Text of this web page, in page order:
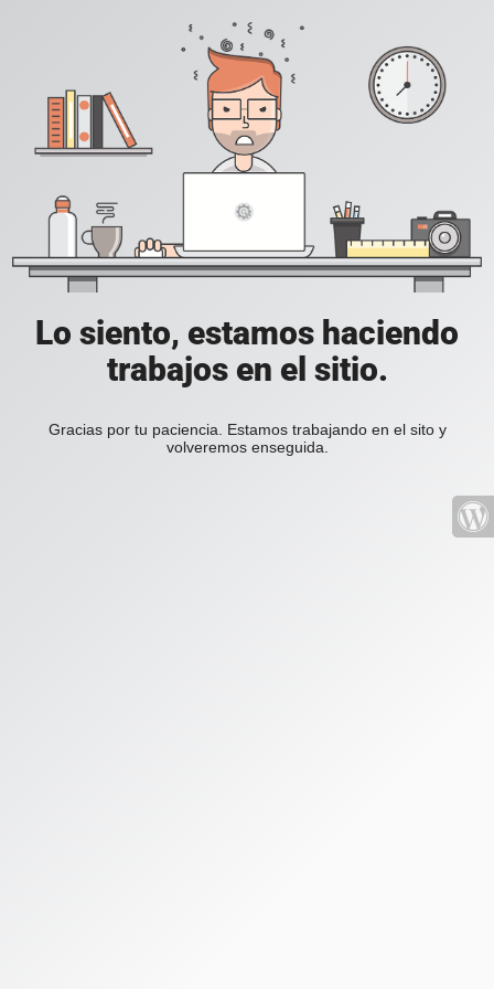
Lo siento, estamos haciendo
trabajos en el sitio.
Gracias por tu paciencia. Estamos trabajando en el sito y
volveremos enseguida.